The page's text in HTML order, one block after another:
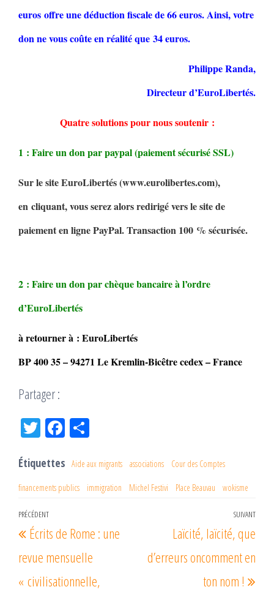
euros offre une déduction fiscale de 66 euros. Ainsi, votre
don ne vous coûte en réalité que 34 euros.
Philippe Randa,
Directeur d’EuroLibertés.
Quatre solutions pour nous soutenir :
1 : Faire un don par paypal (paiement sécurisé SSL)
Sur le site EuroLibertés (www.eurolibertes.com),
en cliquant, vous serez alors redirigé vers le site de
paiement en ligne PayPal. Transaction 100 % sécurisée.
2 : Faire un don par chèque bancaire à l’ordre
d’EuroLibertés
à retourner à : EuroLibertés
BP 400 35 – 94271 Le Kremlin-Bicêtre cedex – France
Partager :
Tw
er
Fac
oo
k
ge
r
Étiquettes Aide aux migrants associations Cour des Comptes
financements publics immigration Michel Festivi Place Beauvau wokisme
Navigation
de
l’article
Article
précédent
PRÉCÉDENT
Écrits de Rome : une
revue mensuelle
« civilisationnelle,
SUIVANT
Laïcité, laïcité, que
d’erreurs oncomment en
ton nom !